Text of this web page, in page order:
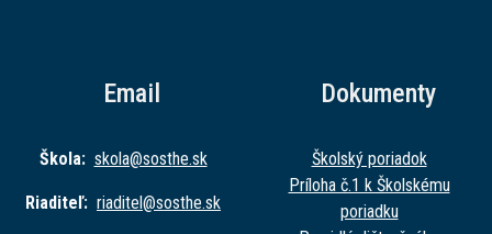
Email
Škola: skola@sosthe.sk
Riaditeľ: riaditel@sosthe.sk
Dokumenty
Školský poriadok
Príloha č.1 k Školskému
poriadku